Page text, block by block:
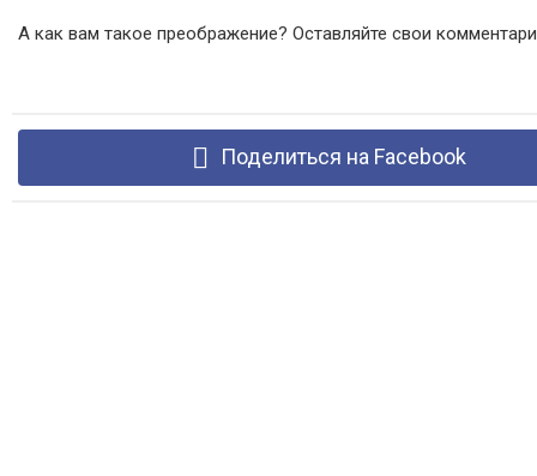
А как вам такое преображение? Оставляйте свои
Поделиться на Facebook